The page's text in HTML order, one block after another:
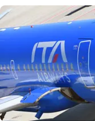
Veneto
Archivio
Storico
Cerca
Contatti